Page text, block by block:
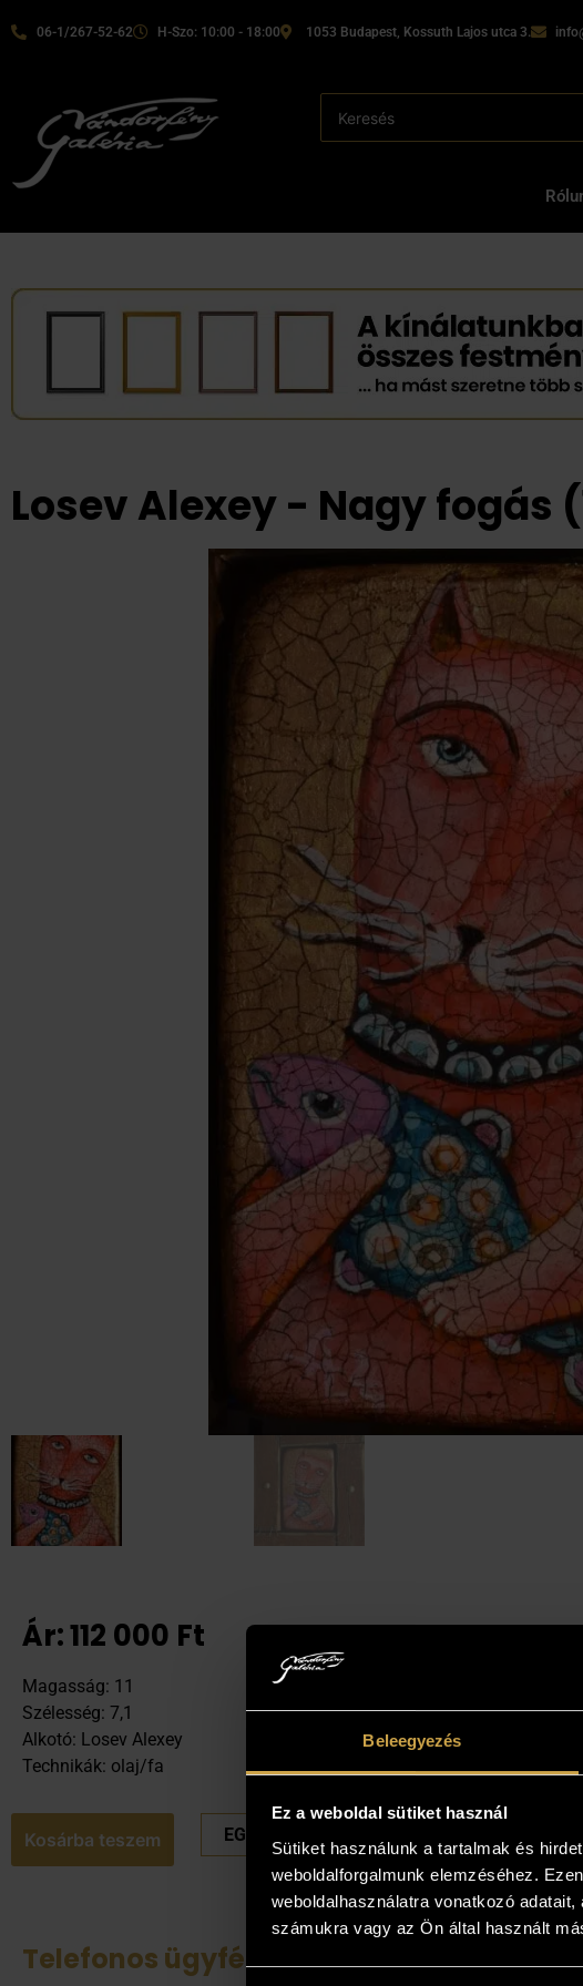
Beleegyezés
Ez a weboldal sütiket használ
Sütiket használunk a tartalmak és
weboldalforgalmunk elemzéséhez.
weboldalhasználatra vonatkozó
számukra vagy az Ön által használt
06-1/267-52-62 H-Szo: 10:00 - 18:00 1053 Budapest, Kossuth Lajos utca 3.
Losev Alexey - Nagy fogás
Ár:112 000 Ft
Magasság: 11
Szélesség: 7,1
Alkotó: Losev Alexey
Technikák: olaj/fa
Kosárba teszem EGYEDI ÁRAT KÉREK
Telefonos ügyfélszolgálat Tekintse